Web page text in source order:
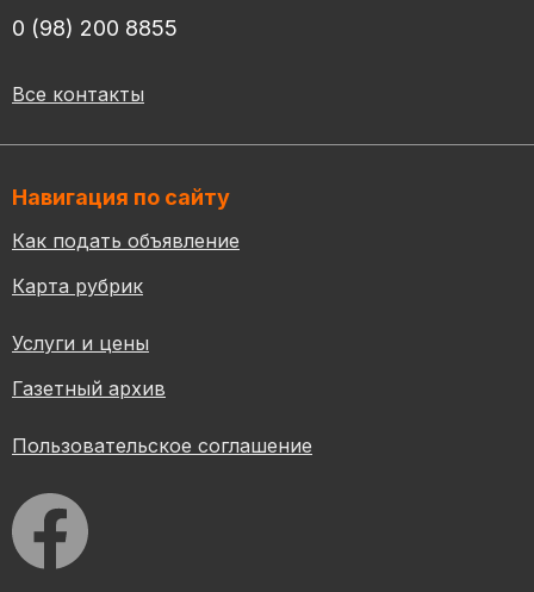
0 (98) 200 8855
Все контакты
Навигация по сайту
Как подать объявление
Карта рубрик
Услуги и цены
Газетный архив
Пользовательское соглашение